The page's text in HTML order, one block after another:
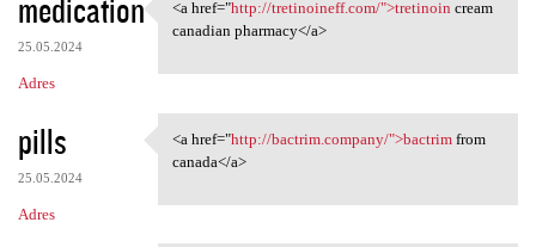
medication
25.05.2024
Adres
<a href="http://tretinoineff
<a href="http://tretinoineff.com/">tretinoin cream
canadian pharmacy</a>
pills
25.05.2024
Adres
<a href="http://bactrim
<a href="http://bactrim.company/">bactrimfrom
canada</a>